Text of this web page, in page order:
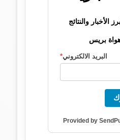
الأخبار والنتائج
بريس
البريد الالكتروني*
Provided by